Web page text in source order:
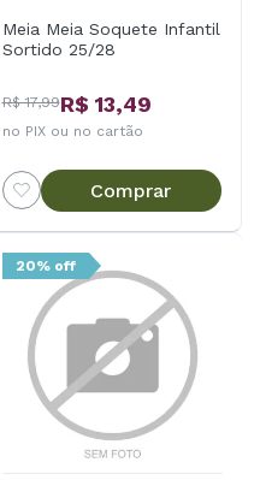
Meia Meia Soquete Infantil
Sortido 25/28
R$ 17,99R$ 13,49
no PIX ou no cartão
Comprar
20% off